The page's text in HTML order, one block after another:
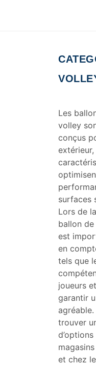
Les
volley
conçus
surfaces
Lors de
ballon
est
en
tels que
joueurs
garantir
trouver
et chez